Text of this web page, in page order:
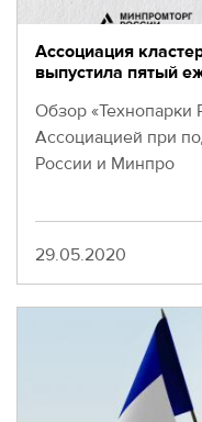
Ассоциация
выпустила пятый
Обзор «Технопарки
Ассоциацией при
России и Минпро
Дата
29.05.2020